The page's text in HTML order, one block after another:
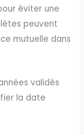
éviter une
peuvent
mutuelle dans
validés
la date